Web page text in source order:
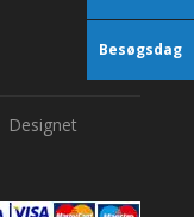
Designet
Besøgsdag